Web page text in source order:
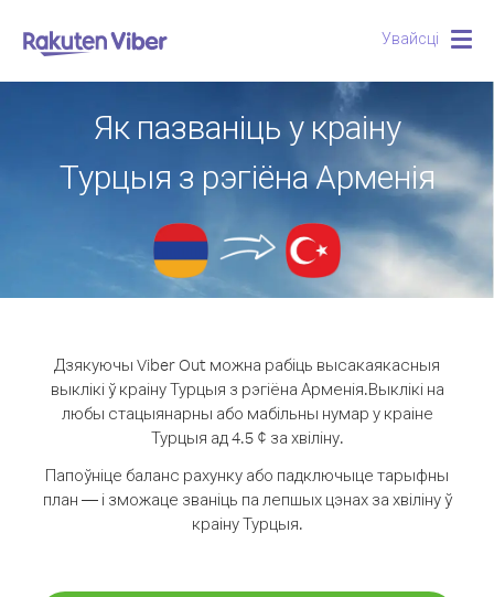
Увайсці
Як пазваніць у краіну
Турцыя з рэгіёна Арменія
Дзякуючы Viber Out можна рабіць высакаякасныя
выклікі ў краіну Турцыя з рэгіёна Арменія.Выклікі на
любы стацыянарны або мабільны нумар у краіне
Турцыя ад 4.5 ¢ за хвіліну.
Папоўніце баланс рахунку або падключыце тарыфны
план — і зможаце званіць па лепшых цэнах за хвіліну ў
краіну Турцыя.